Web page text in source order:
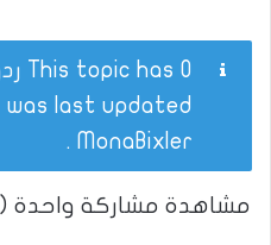
was last updated
MonaBixler
.
مشاهدة مشاركة واحدة